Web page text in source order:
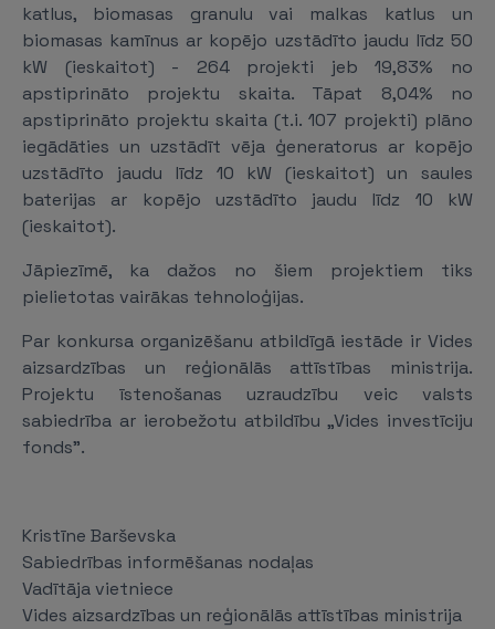
katlus, biomasas granulu vai malkas katlus un
biomasas kamīnus ar kopējo uzstādīto jaudu līdz 50
kW (ieskaitot) - 264 projekti jeb 19,83% no
apstiprināto projektu skaita. Tāpat 8,04% no
apstiprināto projektu skaita (t.i. 107 projekti) plāno
iegādāties un uz­stā­dīt vēja ģeneratorus ar kopējo
uzstādīto jaudu līdz 10 kW (ieskaitot) un saules
baterijas ar kopējo uzstādīto jaudu līdz 10 kW
(ieskaitot).
Jāpiezīmē, ka dažos no šiem projektiem tiks
pielietotas vairākas tehnoloģijas.
Par konkursa organizēšanu atbildīgā iestāde ir Vides
aizsardzības un reģionālās attīstības ministrija.
Projektu īstenošanas uzraudzību veic valsts
sabiedrība ar ierobežotu atbildību „Vides investīciju
fonds".
Kristīne Barševska
Sabiedrības informēšanas nodaļas
Vadītāja vietniece
Vides aizsardzības un reģionālās attīstības ministrija